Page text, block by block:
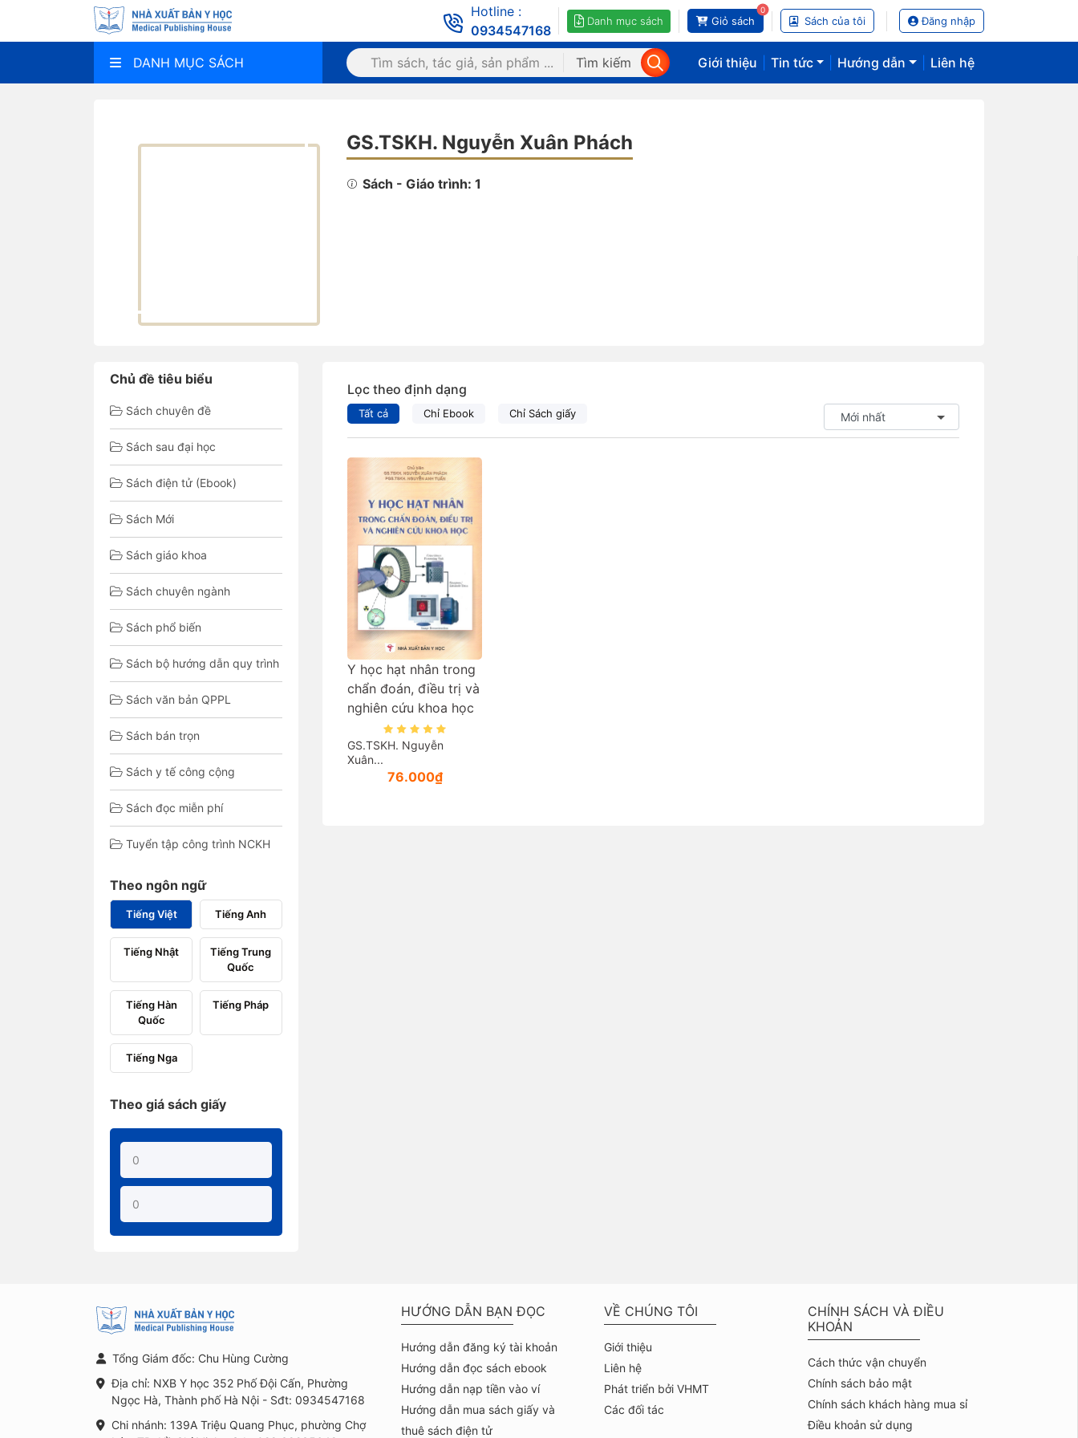
Hotline :
0934547168
Danh mục sách
0
Giỏ sách Sách của tôi Đăng nhập
DANH MỤC SÁCH Tìm kiếm Giới thiệu Tin tức Hướng dẫn Liên hệ
GS.TSKH. Nguyễn Xuân Phách
Sách - Giáo trình: 1
Chủ đề tiêu biểu
Sách chuyên đề
Sách sau đại học
Sách điện tử (Ebook)
Sách Mới
Sách giáo khoa
Sách chuyên ngành
Sách phổ biến
Sách bộ hướng dẫn quy trình
Sách văn bản QPPL
Sách bán trọn
Sách y tế công cộng
Sách đọc miễn phí
Tuyển tập công trình NCKH
Theo ngôn ngữ
Tiếng Việt Tiếng Anh
Tiếng Nhật
Tiếng Trung
Quốc
Tiếng Hàn
Quốc
Tiếng Pháp
Tiếng Nga
Theo giá sách giấy
Lọc theo định dạng
Tất cả Chỉ Ebook Chỉ Sách giấy
Y học hạt nhân trong
chẩn đoán, điều trị và
nghiên cứu khoa học
GS.TSKH. Nguyễn
Xuân...
76.000₫
Tổng Giám đốc: Chu Hùng Cường
Địa chỉ: NXB Y học 352 Phố Đội Cấn, Phường
Ngọc Hà, Thành phố Hà Nội - Sđt: 0934547168
Chi nhánh: 139A Triệu Quang Phục, phường Chợ
HƯỚNG DẪN BẠN ĐỌC
Hướng dẫn đăng ký tài khoản
Hướng dẫn đọc sách ebook
Hướng dẫn nạp tiền vào ví
Hướng dẫn mua sách giấy và
thuê sách điện tử
VỀ CHÚNG TÔI
Giới thiệu
Liên hệ
Phát triển bởi VHMT
Các đối tác
CHÍNH SÁCH VÀ ĐIỀU
KHOẢN
Cách thức vận chuyển
Chính sách bảo mật
Chính sách khách hàng mua sỉ
Điều khoản sử dụng